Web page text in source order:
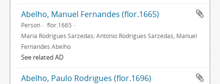
Abelho, Manuel Fernandes (flor.1665)
Person
flor.1665
Maria Rodrigues Sarzedas; António Rodrigues Sarzedas, Manuel
Fernandes Abelho
See related AD
Abelho, Paulo Rodrigues (flor.1696)